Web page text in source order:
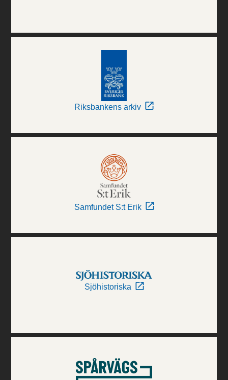
Riksbankens arkiv
Samfundet S:t Erik
Sjöhistoriska